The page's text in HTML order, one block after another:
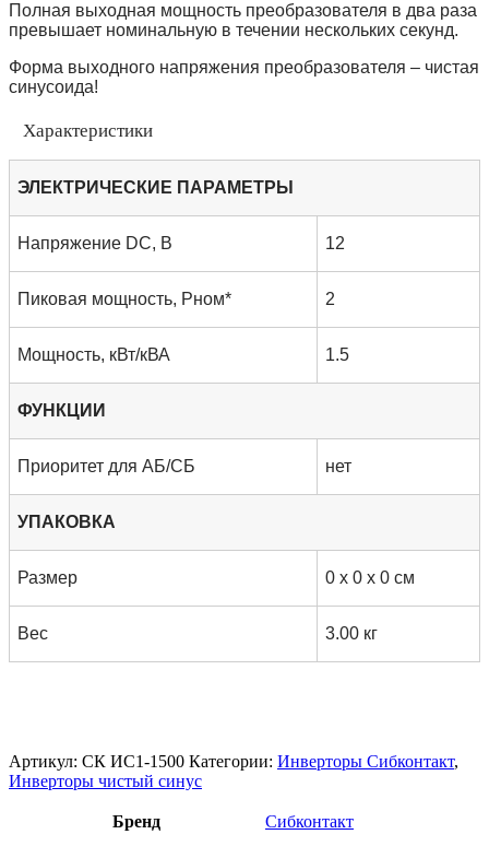
Полная выходная мощность преобразователя в два раза
превышает номинальную в течении нескольких секунд.
Форма выходного напряжения преобразователя – чистая
синусоида!
Характеристики
ЭЛЕКТРИЧЕСКИЕ ПАРАМЕТРЫ
Напряжение DC, В 12
Пиковая мощность, Pном* 2
Мощность, кВт/кВА 1.5
ФУНКЦИИ
Приоритет для АБ/СБ нет
УПАКОВКА
Размер 0 x 0 x 0 см
Вес 3.00 кг
Артикул: СК ИС1-1500 Категории: Инверторы Сибконтакт,
Инверторы чистый синус
Бренд Сибконтакт